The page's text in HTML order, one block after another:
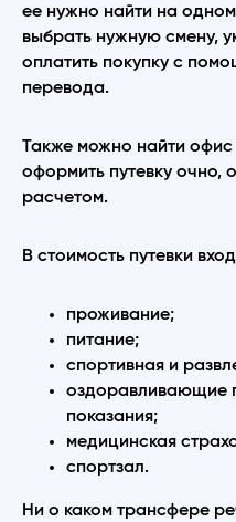
ее нужно найти на
выбрать нужную смену,
оплатить покупку с
перевода.
Также можно найти офис
оформить путевку очно,
расчетом.
В стоимость путевки
проживание;
питание;
спортивная и
оздоравливающие
показания;
медицинская
спортзал.
Ни о каком трансфере